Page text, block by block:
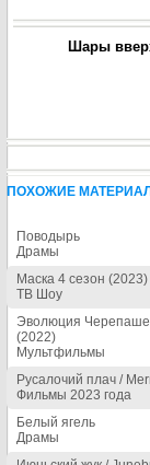
Шары
ПОХОЖИЕ
Поводырь
Драмы
Маска 4 сезон (2023)
ТВ Шоу
Эволюция
(2022)
Мультфильмы
Русалочий плач /
Фильмы 2023 года
Белый ягель
Драмы